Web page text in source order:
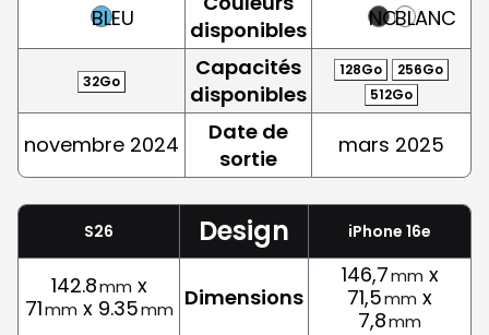
BLEU
disponibles
NOIRBLANC
32Go
Capacités
disponibles
128Go
256Go
512Go
novembre 2024
Date de
sortie
mars 2025
S26 Design iPhone 16e
142.8mm x
71mm x 9.35mm Dimensions
146,7mm x
71,5mm x
7,8mm